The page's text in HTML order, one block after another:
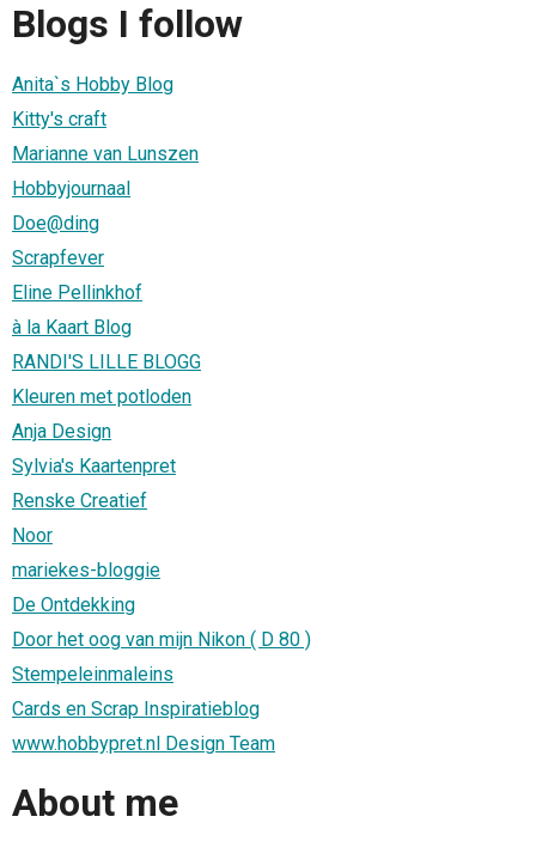
Blogs I follow
Anita`s Hobby Blog
Kitty's craft
Marianne van Lunszen
Hobbyjournaal
Doe@ding
Scrapfever
Eline Pellinkhof
à la Kaart Blog
RANDI'S LILLE BLOGG
Kleuren met potloden
Anja Design
Sylvia's Kaartenpret
Renske Creatief
Noor
mariekes-bloggie
De Ontdekking
Door het oog van mijn Nikon ( D 80 )
Stempeleinmaleins
Cards en Scrap Inspiratieblog
www.hobbypret.nl Design Team
About me